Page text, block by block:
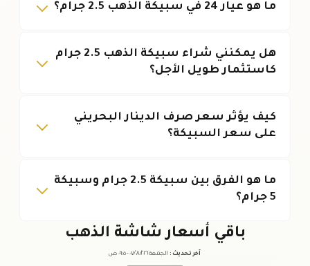
ما هو عيار 24 في سبيكة الذهب 2.5 جرام؟
هل يمكنني شراء سبيكة الذهب 2.5 جرام
كاستثمار طويل الأجل؟
كيف يؤثر سعر صرف الدينار البحريني
على سعر السبيكة؟
ما هو الفرق بين سبيكة 2.5 جرام وسبيكة
5 جرام؟
باقي أسعار شاشة الذهب
آخر تحديث : الجمعة ٠٧ /٠٨/٢٠٢٦ - ٠٩:٠٥ ص